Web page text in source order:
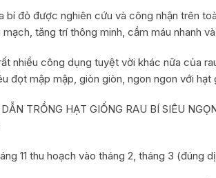
bí đỏ được nghiên cứu và công nhận trên
mạch, tăng trí thông minh, cầm máu nhanh
nhiều công dụng tuyệt vời khác nữa của
đọt mập mập, giòn giòn, ngon ngon với hạt
TRỒNG HẠT GIỐNG RAU BÍ SIÊU
11 thu hoạch vào tháng 2, tháng 3 (đúng